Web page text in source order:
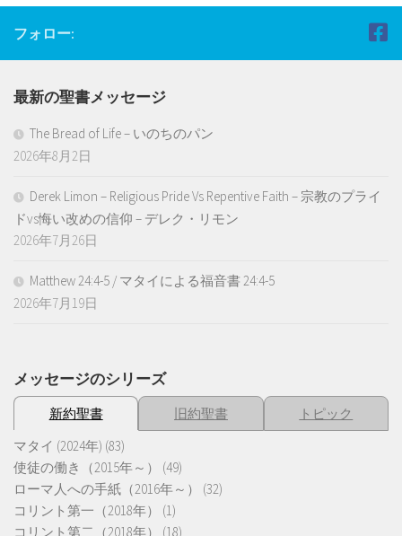
フォロー:
最新の聖書メッセージ
The Bread of Life – いのちのパン
2026年8月2日
Derek Limon – Religious Pride Vs Repentive Faith – 宗教のプライ
ドvs悔い改めの信仰 – デレク・リモン
2026年7月26日
Matthew 24:4-5 / マタイによる福音書 24:4-5
2026年7月19日
メッセージのシリーズ
新約聖書 旧約聖書
トピック
マタイ (2024年) (83)
使徒の働き（2015年～）
(49)
ローマ人への手紙（2016年～）
(32)
コリント第一（2018年）
(1)
コリント第二（2018年）
(18)